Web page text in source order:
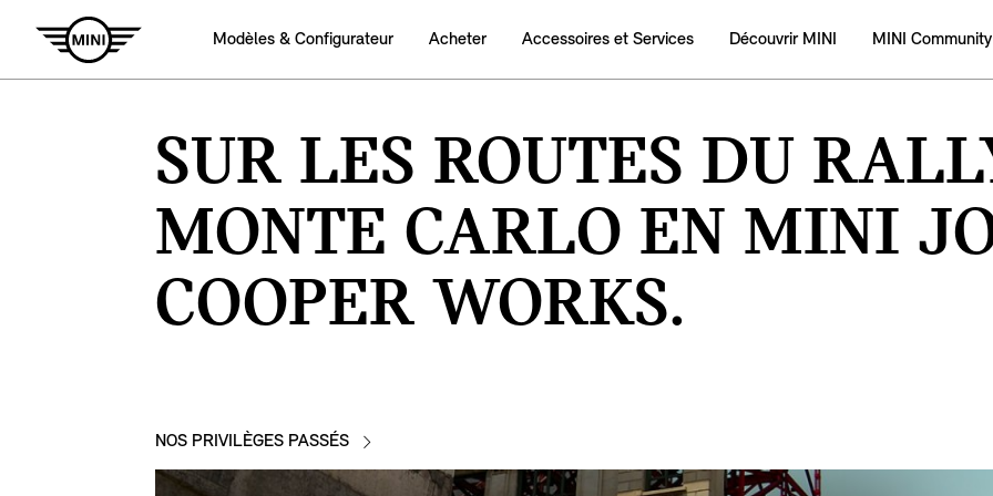
Modèles & Configurateur Acheter Accessoires et Services Découvrir MINI MINI Community
SUR LES ROUTES DU
MONTE CARLO EN MINI
COOPER WORKS.
NOS PRIVILÈGES PASSÉS